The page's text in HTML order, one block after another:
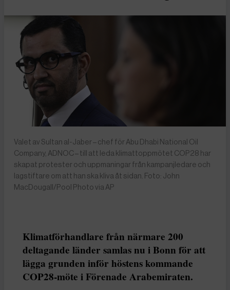
Valet av Sultan al-Jaber – chef för Abu Dhabi National Oil
Company, ADNOC – till att leda klimattoppmötet COP28 har
skapat protester och uppmaningar från kampanjledare och
lagstiftare om att han ska kliva åt sidan. Foto: John
MacDougall/Pool Photo via AP
Klimatförhandlare från närmare 200
deltagande länder samlas nu i Bonn för att
lägga grunden inför höstens kommande
COP28-möte i Förenade Arabemiraten.